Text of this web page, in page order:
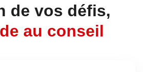
de vos défis,
au conseil